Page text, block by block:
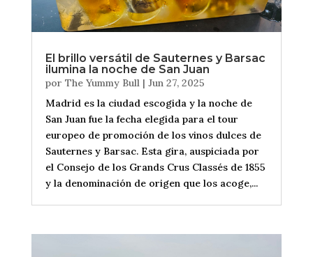
El brillo versátil de Sauternes y Barsac
ilumina la noche de San Juan
por The Yummy Bull| Jun 27, 2025
Madrid es la ciudad escogida y la noche de
San Juan fue la fecha elegida para el tour
europeo de promoción de los vinos dulces de
Sauternes y Barsac. Esta gira, auspiciada por
el Consejo de los Grands Crus Classés de 1855
y la denominación de origen que los acoge,...